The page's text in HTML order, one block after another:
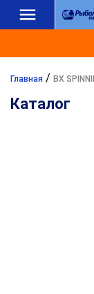
Главная / BX
Каталог